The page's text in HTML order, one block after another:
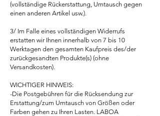
(vollständige Rückerstattung, Umtausch gegen
einen anderen Artikel usw.).
3/ Im Falle eines vollständigen Widerrufs
erstatten wir Ihnen innerhalb von 7 bis 10
Werktagen den gesamten Kaufpreis des/der
zurückgesandten Produkte(s) (ohne
Versandkosten).
WICHTIGER HINWEIS:
-Die Postgebühren für die Rücksendung zur
Erstattung/zum Umtausch von Größen oder
Farben gehen zu Ihren Lasten. LABOA